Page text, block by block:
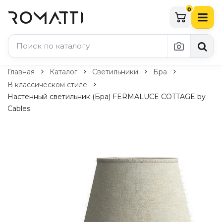
0
Каталог Romatti
Свет и освещение
По типу
Бра и настенные светильники
Главная Каталог Светильники
Бра
В классическом стиле
Настенный светильник (Бра) FERMALUCE COTTAGE by
Cables